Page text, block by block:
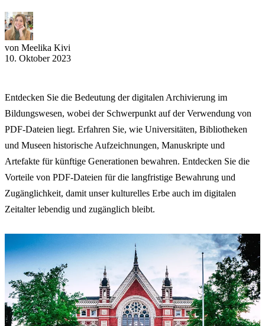
von Meelika Kivi
10. Oktober 2023
Entdecken Sie die Bedeutung der digitalen Archivierung im
Bildungswesen, wobei der Schwerpunkt auf der Verwendung von
PDF-Dateien liegt. Erfahren Sie, wie Universitäten, Bibliotheken
und Museen historische Aufzeichnungen, Manuskripte und
Artefakte für künftige Generationen bewahren. Entdecken Sie die
Vorteile von PDF-Dateien für die langfristige Bewahrung und
Zugänglichkeit, damit unser kulturelles Erbe auch im digitalen
Zeitalter lebendig und zugänglich bleibt.